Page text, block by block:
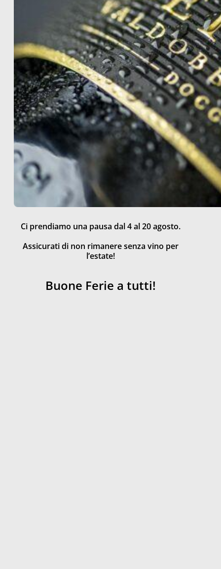
Ci prendiamo una pausa dal 4 al 20 agosto.
Assicurati di non rimanere senza vino per
l’estate!
Buone Ferie a tutti!